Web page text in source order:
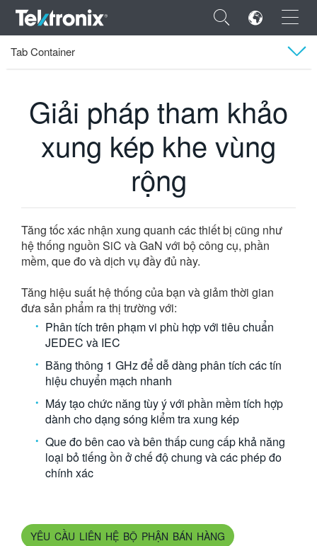
×
FRANÇAIS
VIỆT NAM
简体中文
한국어
繁體中文
Tektronix Sản phẩm
Giải pháp tham khảo
xung kép khe vùng
rộng
Tăng tốc xác nhận xung quanh các thiết bị cũng như
hệ thống nguồn SiC và GaN với bộ công cụ, phần
mềm, que đo và dịch vụ đầy đủ này.
Tăng hiệu suất hệ thống của bạn và giảm thời gian
đưa sản phẩm ra thị trường với:
Phân tích trên phạm vi phù hợp với tiêu chuẩn
JEDEC và IEC
Băng thông 1 GHz để dễ dàng phân tích các tín
hiệu chuyển mạch nhanh
Máy tạo chức năng tùy ý với phần mềm tích hợp
dành cho dạng sóng kiểm tra xung kép
Que đo bên cao và bên thấp cung cấp khả năng
loại bỏ tiếng ồn ở chế độ chung và các phép đo
chính xác
YÊU CẦU LIÊN HỆ BỘ PHẬN BÁN HÀNG
Tab Container
Tài liệu kỹ thuật
Video